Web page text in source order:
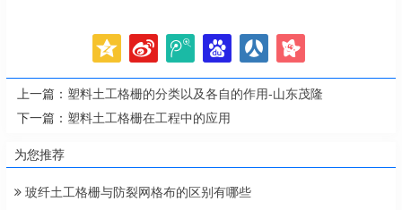
上一篇： 塑料土工格栅的分类以及各自的作用-山东茂隆
下一篇： 塑料土工格栅在工程中的应用
为您推荐
玻纤土工格栅与防裂网格布的区别有哪些